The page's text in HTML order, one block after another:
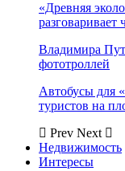
«Древняя
разговаривает
Владимира
фототроллей
Автобусы для
туристов на
Prev Next
Недвижимость
Интересы